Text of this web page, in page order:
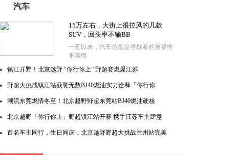
汽车
15万左右，大街上很拉风的几款
SUV，回头率不输BB
一直以来，汽车造型是否好看的重要性
不言而
镇江开野！北京越野 “你行你上” 野超赛燃爆江苏
野超大挑战镇江站获赞无数BJ40燃油实力诠释「你行你
潮流东莞燃情冬至！北京越野野超东莞站BJ40燃油硬核
北京越野「你行你上」野超镇江站开赛 携手江苏车主肆意
百名车主同行，生日同庆，北京越野野超大挑战兰州站完美